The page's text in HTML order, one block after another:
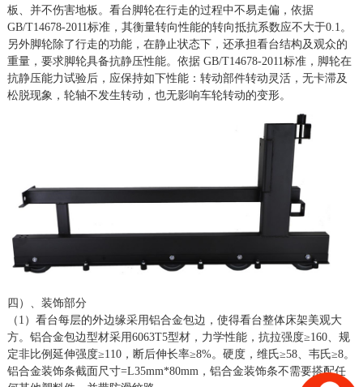
板、并不伤害地板。看台脚轮在行走的过程中不易走偏，依据
GB/T14678-2011标准，其衡量转向性能的转向抵抗系数应不大于0.1。
另外脚轮除了行走的功能，在静止状态下，还承担看台结构及观众的
重量，要求脚轮具备抗静压性能。依据 GB/T14678-2011标准，脚轮在
抗静压能力试验后，应保持如下性能：转动部件转动灵活，无卡滞及
松脱现象，轮轴不发生转动，也无影响车轮转动的变形。
四）、装饰部分
（ 1）看台每层的外边缘采用铝合金包边，使得看台整体床架美观大
方。铝合金包边型材采用6063T5型材，力学性能，抗拉强度≥160、规
定非比例延伸强度≥110，断后伸长率≥8%。硬度，维氏≥58、韦氏≥8。
铝合金装饰条截面尺寸=L35mm*80mm，铝合金装饰条不需要搭配任